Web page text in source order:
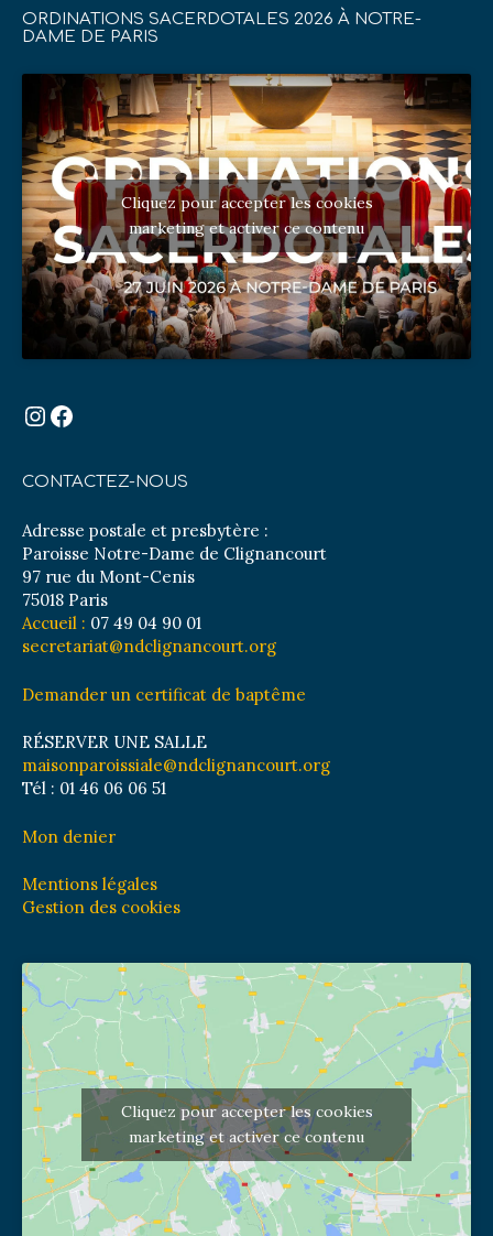
ORDINATIONS SACERDOTALES 2026 À NOTRE-
DAME DE PARIS
Cliquez pour accepter les cookies
marketing et activer ce contenu
Instagram
Facebook
CONTACTEZ-NOUS
Adresse postale et presbytère :
Paroisse Notre-Dame de Clignancourt
97 rue du Mont-Cenis
75018 Paris
Accueil : 07 49 04 90 01
secretariat@ndclignancourt.org
Demander un certificat de baptême
RÉSERVER UNE SALLE
maisonparoissiale@ndclignancourt.org
Tél : 01 46 06 06 51
Mon denier
Mentions légales
Gestion des cookies
Cliquez pour accepter les cookies
marketing et activer ce contenu